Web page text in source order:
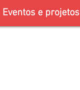
Eventos e projetos